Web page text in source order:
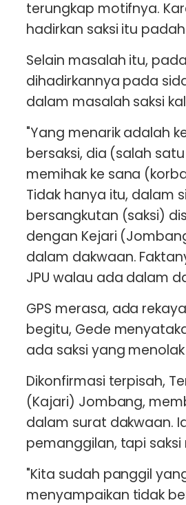
terungkap motifnya.
hadirkan saksi itu
Selain masalah itu,
dihadirkannya pada
dalam masalah saksi
"Yang menarik adalah
bersaksi, dia (salah
memihak ke sana
Tidak hanya itu, dalam
bersangkutan (saksi)
dengan Kejari
dalam dakwaan.
JPU walau ada dalam
GPS merasa, ada
begitu, Gede
ada saksi yang
Dikonfirmasi terpisah,
(Kajari) Jombang,
dalam surat dakwaan.
pemanggilan, tapi
"Kita sudah panggil
menyampaikan tidak